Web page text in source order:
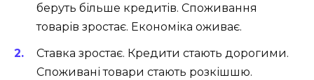
беруть більше кредитів. Споживання
товарів зростає. Економіка оживає.
Ставка зростає. Кредити стають дорогими.
Споживані товари стають розкішшю.